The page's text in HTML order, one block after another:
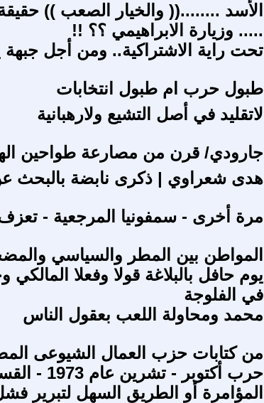
الأسد ........(( والخيار الصعب ))
..... وزيارة الابراهيمي ؟؟ !!
تحت راية الاشتراكية.. ومن أجل جبهة
طبول حرب ام طبول انتخابات
لاتقليد في أصل التشيع ولارهبانية
جارودي/ قرن من مصارعة طواحين
هدى شعراوي | ذكرى نابضة بالبحث
مرة أخرى - سمفونيا المرجعية -
المواطن بين المطر والسياسي
يوم حافل بالبلاغة قولا وفعلا
في الفلوجة
محمد ومحاولة اللعب بعقول الناس
من كتابات حزب العمال الشيوعى
حرب أكتوبر - تشرين عام 1973 - القسم الأول
المؤامرة أو الطريق السهل لتبرير